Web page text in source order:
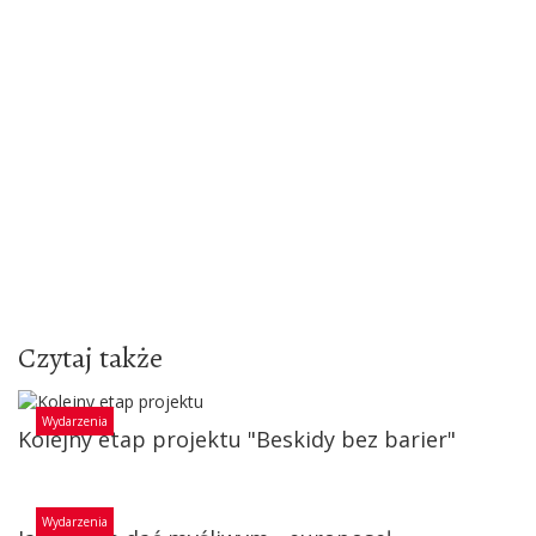
Czytaj także
Wydarzenia
Kolejny etap projektu "Beskidy bez barier"
Wydarzenia